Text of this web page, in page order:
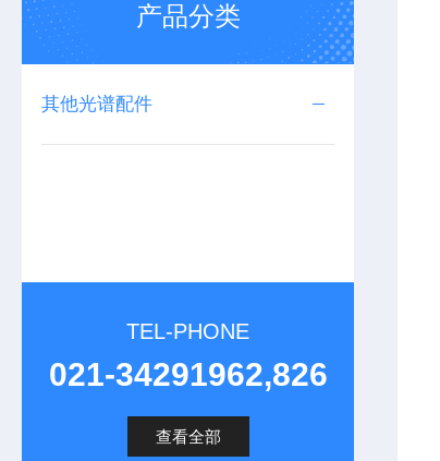
产品分类
其他光谱配件
TEL-PHONE
021-34291962,826
查看全部